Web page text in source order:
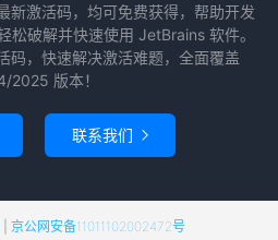
新激活码，均可免费获得，帮助开发
松破解并快速使用 JetBrains 软件。
码，快速解决激活难题，全面覆盖
2025 版本！
联系我们 
| 京公网安备11011102002472号